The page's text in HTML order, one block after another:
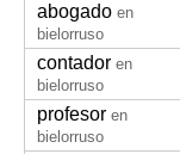
abogado en
bielorruso
contador en
bielorruso
profesor en
bielorruso